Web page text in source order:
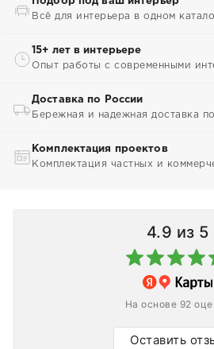
Всё для интерьера в одном
15+ лет в интерьере
Опыт работы с современными
Доставка по России
Бережная и надежная доставка
Комплектация проектов
Комплектация частных и
4.9 из 5
На основе 92
Оставить